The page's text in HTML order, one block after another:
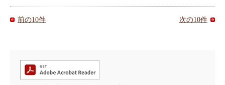
前の10件 次の10件